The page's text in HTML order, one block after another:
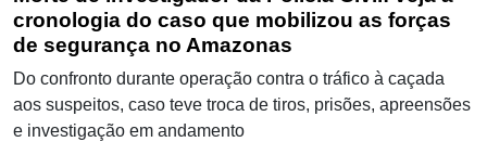
cronologia do caso que mobilizou as forças
de segurança no Amazonas
Do confronto durante operação contra o tráfico à caçada
aos suspeitos, caso teve troca de tiros, prisões, apreensões
e investigação em andamento